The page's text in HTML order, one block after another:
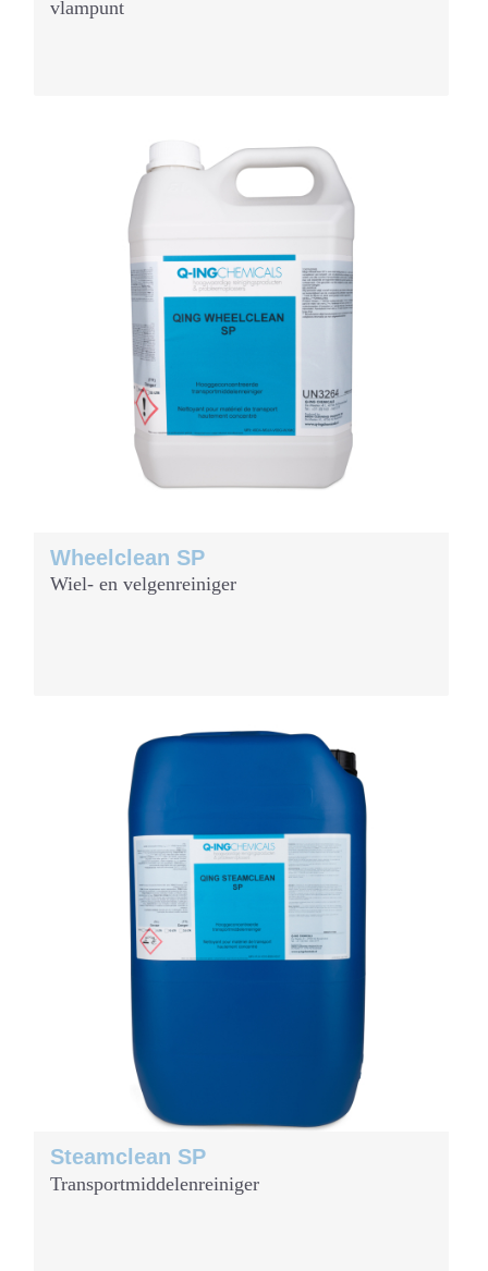
vlampunt
Wheelclean SP
Wiel- en velgenreiniger
Steamclean SP
Transportmiddelenreiniger